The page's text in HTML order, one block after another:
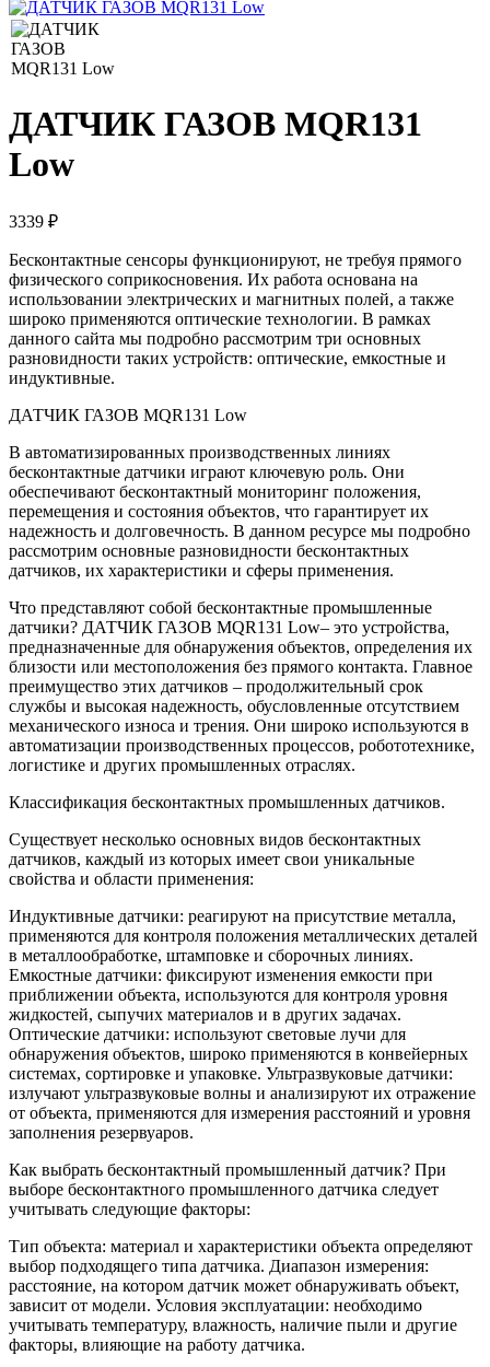
ДАТЧИК ГАЗОВ MQR131
Low
3339 ₽
Бесконтактные сенсоры функционируют, не требуя прямого
физического соприкосновения. Их работа основана на
использовании электрических и магнитных полей, а также
широко применяются оптические технологии. В рамках
данного сайта мы подробно рассмотрим три основных
разновидности таких устройств: оптические, емкостные и
индуктивные.
ДАТЧИК ГАЗОВ MQR131 Low
В автоматизированных производственных линиях
бесконтактные датчики играют ключевую роль. Они
обеспечивают бесконтактный мониторинг положения,
перемещения и состояния объектов, что гарантирует их
надежность и долговечность. В данном ресурсе мы подробно
рассмотрим основные разновидности бесконтактных
датчиков, их характеристики и сферы применения.
Что представляют собой бесконтактные промышленные
датчики? ДАТЧИК ГАЗОВ MQR131 Low– это устройства,
предназначенные для обнаружения объектов, определения их
близости или местоположения без прямого контакта. Главное
преимущество этих датчиков – продолжительный срок
службы и высокая надежность, обусловленные отсутствием
механического износа и трения. Они широко используются в
автоматизации производственных процессов, робототехнике,
логистике и других промышленных отраслях.
Классификация бесконтактных промышленных датчиков.
Существует несколько основных видов бесконтактных
датчиков, каждый из которых имеет свои уникальные
свойства и области применения:
Индуктивные датчики: реагируют на присутствие металла,
применяются для контроля положения металлических деталей
в металлообработке, штамповке и сборочных линиях.
Емкостные датчики: фиксируют изменения емкости при
приближении объекта, используются для контроля уровня
жидкостей, сыпучих материалов и в других задачах.
Оптические датчики: используют световые лучи для
обнаружения объектов, широко применяются в конвейерных
системах, сортировке и упаковке. Ультразвуковые датчики:
излучают ультразвуковые волны и анализируют их отражение
от объекта, применяются для измерения расстояний и уровня
заполнения резервуаров.
Как выбрать бесконтактный промышленный датчик? При
выборе бесконтактного промышленного датчика следует
учитывать следующие факторы:
Тип объекта: материал и характеристики объекта определяют
выбор подходящего типа датчика. Диапазон измерения:
расстояние, на котором датчик может обнаруживать объект,
зависит от модели. Условия эксплуатации: необходимо
учитывать температуру, влажность, наличие пыли и другие
факторы, влияющие на работу датчика.